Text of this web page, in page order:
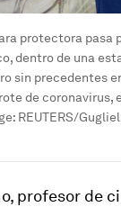
protectora pasa
dentro de una
sin precedentes
de coronavirus,
REUTERS/
profesor de